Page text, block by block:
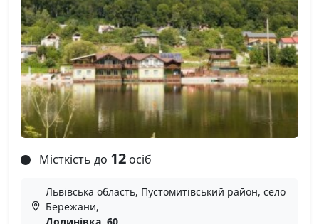
Місткість до 12 осіб
Львівська область, Пустомитівський район, село
Бережани,